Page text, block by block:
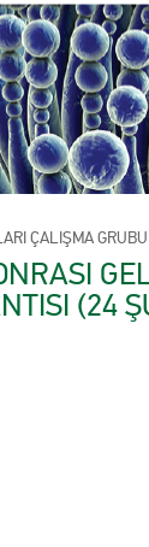
ÇALIŞMA GRUBU
(24